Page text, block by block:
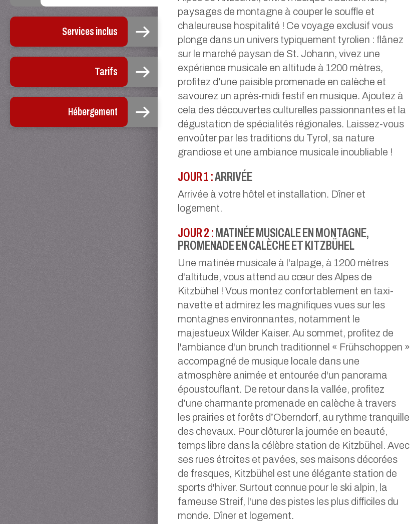
Services inclus
Tarifs
Hébergement
paysages de montagne à couper le souffle et
chaleureuse hospitalité ! Ce voyage exclusif vous
plonge dans un univers typiquement tyrolien : flânez
sur le marché paysan de St. Johann, vivez une
expérience musicale en altitude à 1200 mètres,
profitez d’une paisible promenade en calèche et
savourez un après-midi festif en musique. Ajoutez à
cela des découvertes culturelles passionnantes et la
dégustation de spécialités régionales. Laissez-vous
envoûter par les traditions du Tyrol, sa nature
grandiose et une ambiance musicale inoubliable !
JOUR 1 :ARRIVÉE
Arrivée à votre hôtel et installation. Dîner et
logement.
JOUR 2 :MATINÉE MUSICALE EN MONTAGNE,
PROMENADE EN CALÈCHE ET KITZBÜHEL
Une matinée musicale à l'alpage, à 1200 mètres
d'altitude, vous attend au cœur des Alpes de
Kitzbühel ! Vous montez confortablement en taxi-
navette et admirez les magnifiques vues sur les
montagnes environnantes, notamment le
majestueux Wilder Kaiser. Au sommet, profitez de
l'ambiance d'un brunch traditionnel « Frühschoppen »
accompagné de musique locale dans une
atmosphère animée et entourée d'un panorama
époustouflant. De retour dans la vallée, profitez
d’une charmante promenade en calèche à travers
les prairies et forêts d’Oberndorf, au rythme tranquille
des chevaux. Pour clôturer la journée en beauté,
temps libre dans la célèbre station de Kitzbühel. Avec
ses rues étroites et pavées, ses maisons décorées
de fresques, Kitzbühel est une élégante station de
sports d'hiver. Surtout connue pour le ski alpin, la
fameuse Streif, l'une des pistes les plus difficiles du
monde. Dîner et logement.